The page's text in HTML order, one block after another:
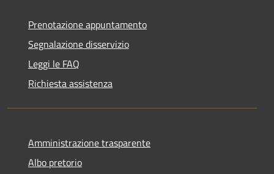
Prenotazione appuntamento
Segnalazione disservizio
Leggi le FAQ
Richiesta assistenza
Amministrazione trasparente
Albo pretorio